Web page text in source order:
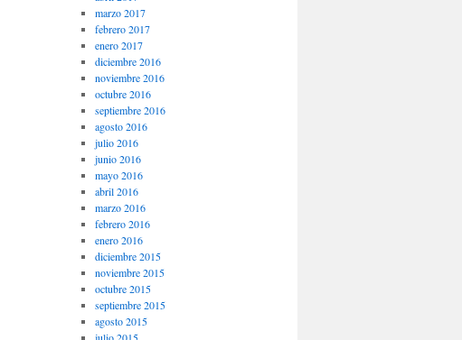
marzo 2017
febrero 2017
enero 2017
diciembre 2016
noviembre 2016
octubre 2016
septiembre 2016
agosto 2016
julio 2016
junio 2016
mayo 2016
abril 2016
marzo 2016
febrero 2016
enero 2016
diciembre 2015
noviembre 2015
octubre 2015
septiembre 2015
agosto 2015
julio 2015